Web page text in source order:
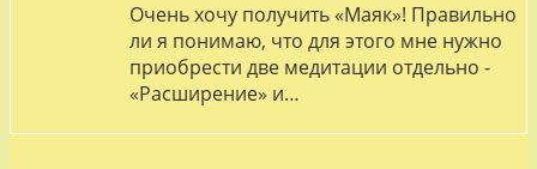
Очень хочу получить «Маяк»! Правильно
ли я понимаю, что для этого мне нужно
приобрести две медитации отдельно -
«Расширение» и…